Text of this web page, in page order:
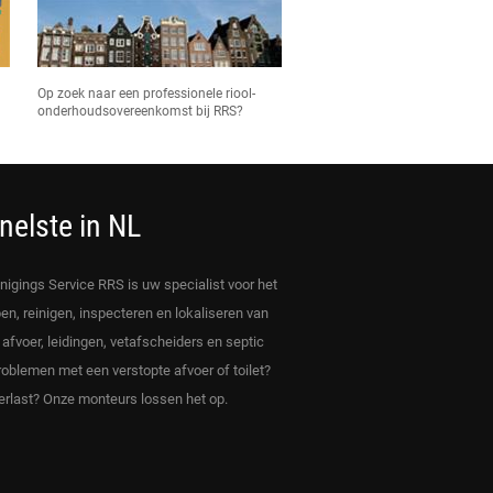
Op zoek naar een professionele riool-
onderhoudsovereenkomst bij RRS?
in NL
Service RRS is uw specialist voor het
reinigen, inspecteren en lokaliseren van
afvoer, leidingen, vetafscheiders en septic
met een verstopte afvoer of toilet?
Onze monteurs lossen het op.